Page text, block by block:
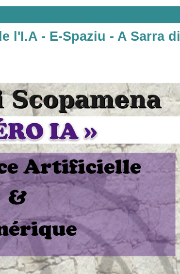
l'I.A - E-Spaziu - A Sarra di